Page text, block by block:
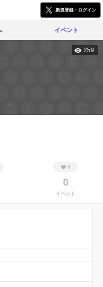
新規登録・ログイン
イベント
259
0
0
イベント